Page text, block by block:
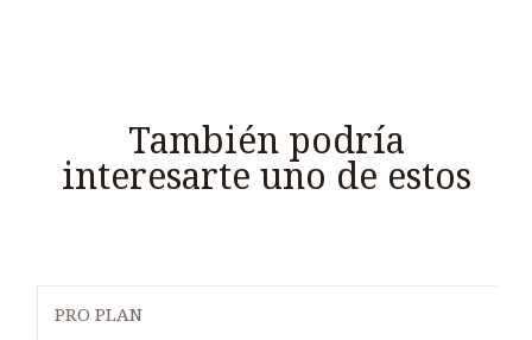
También podría
interesarte uno de estos
PRO PLAN